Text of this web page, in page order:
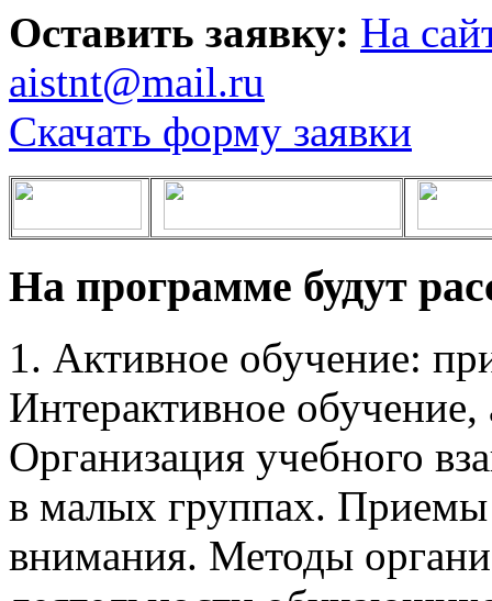
Оставить заявку: На
aistnt@mail.ru
Скачать форму заявки
На программе будут
1. Активное обучение:
Интерактивное
Организация учебного
в малых группах. Приемы
внимания. Методы